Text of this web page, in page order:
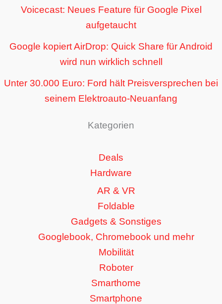
Voicecast: Neues Feature für Google Pixel
aufgetaucht
Google kopiert AirDrop: Quick Share für Android
wird nun wirklich schnell
Unter 30.000 Euro: Ford hält Preisversprechen bei
seinem Elektroauto-Neuanfang
Kategorien
Deals
Hardware
AR & VR
Foldable
Gadgets & Sonstiges
Googlebook, Chromebook und mehr
Mobilität
Roboter
Smarthome
Smartphone